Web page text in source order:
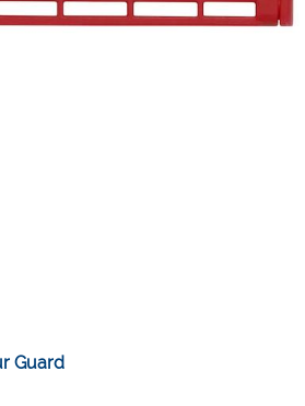
Guard